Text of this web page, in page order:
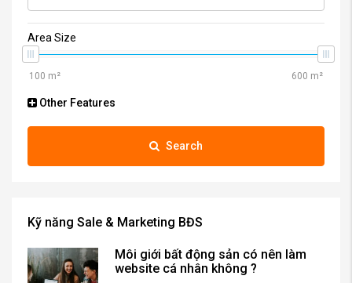
Area Size
Other Features
Search
Kỹ năng Sale & Marketing BĐS
Môi giới bất động sản có nên làm
website cá nhân không ?